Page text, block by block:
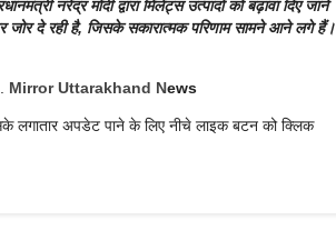
नरेंद्र मोदी द्वारा मिलेट्स उत्पादों को बढ़ावा दिए जाने
जोर दे रही है, जिसके सकारात्मक परिणाम सामने आने लगे हैं।
Mirror Uttarakhand News
लगातार अपडेट पाने के लिए नीचे लाइक बटन को क्लिक